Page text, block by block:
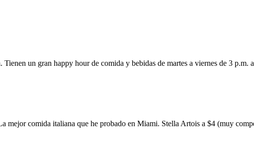
un gran happy hour de comida y bebidas de martes a viernes de 3 p.m.
mejor comida italiana que he probado en Miami. Stella Artois a $4 (muy